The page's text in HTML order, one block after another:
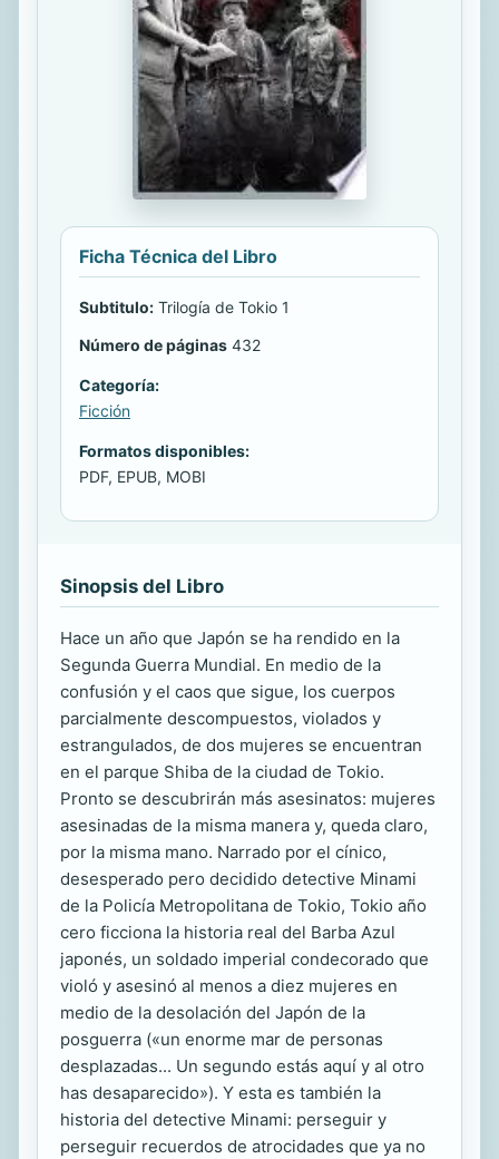
Ficha Técnica del Libro
Subtitulo: Trilogía de Tokio 1
Número de páginas 432
Categoría:
Ficción
Formatos disponibles:
PDF, EPUB, MOBI
Sinopsis del Libro
Hace un año que Japón se ha rendido en la
Segunda Guerra Mundial. En medio de la
confusión y el caos que sigue, los cuerpos
parcialmente descompuestos, violados y
estrangulados, de dos mujeres se encuentran
en el parque Shiba de la ciudad de Tokio.
Pronto se descubrirán más asesinatos: mujeres
asesinadas de la misma manera y, queda claro,
por la misma mano. Narrado por el cínico,
desesperado pero decidido detective Minami
de la Policía Metropolitana de Tokio, Tokio año
cero ficciona la historia real del Barba Azul
japonés, un soldado imperial condecorado que
violó y asesinó al menos a diez mujeres en
medio de la desolación del Japón de la
posguerra («un enorme mar de personas
desplazadas... Un segundo estás aquí y al otro
has desaparecido»). Y esta es también la
historia del detective Minami: perseguir y
perseguir recuerdos de atrocidades que ya no